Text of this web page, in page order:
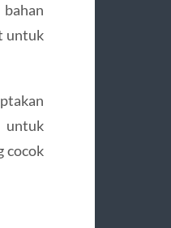
untuk
untuk
cocok